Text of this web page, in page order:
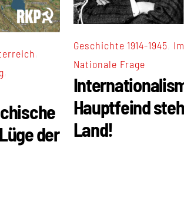
der
Geschichte 1914-1945
Nationale Frage
Hauptfeind
Land!